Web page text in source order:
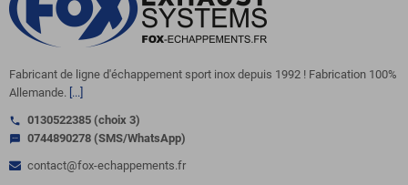
Fabricant de ligne d'échappement sport inox depuis 1992 ! Fabrication 100%
Allemande. [...]
call 0130522385 (choix 3)
sms
0744890278 (SMS/WhatsApp)
contact@fox-echappements.fr